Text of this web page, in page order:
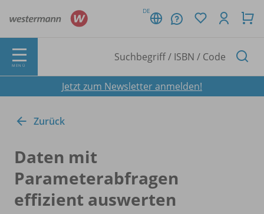
DE
MENÜ
Jetzt zum Newsletter anmelden!
Zurück
Daten mit
Parameterabfragen
effizient auswerten